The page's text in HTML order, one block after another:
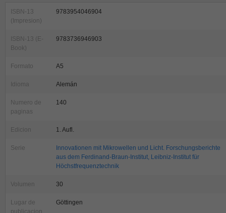
ISBN-13
(Impresion)
9783954046904
ISBN-13 (E-
Book)
9783736946903
Formato A5
Idioma Alemán
Numero de
paginas
140
Edicion 1. Aufl.
Serie
Innovationen mit Mikrowellen und Licht. Forschungsberichte
aus dem Ferdinand-Braun-Institut, Leibniz-Institut für
Höchstfrequenztechnik
Volumen 30
Lugar de
Göttingen